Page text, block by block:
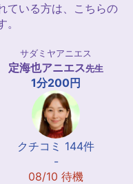
ている方は、こちらの
サダミヤアニエス
定海也アニエス先生
1分200円
クチコミ 144件
-
08/10 待機